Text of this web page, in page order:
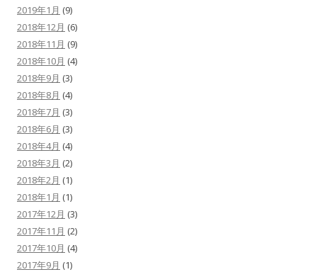
2019年1月 (9)
2018年12月 (6)
2018年11月 (9)
2018年10月 (4)
2018年9月 (3)
2018年8月 (4)
2018年7月 (3)
2018年6月 (3)
2018年4月 (4)
2018年3月 (2)
2018年2月 (1)
2018年1月 (1)
2017年12月 (3)
2017年11月 (2)
2017年10月 (4)
2017年9月 (1)